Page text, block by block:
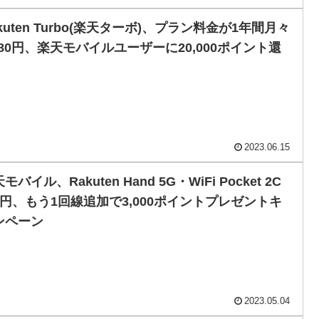
Turbo(楽天ターボ)、プラン料金が1年間月々
円、楽天モバイルユーザーに20,000ポイント還
2023.06.15
モバイル、Rakuten Hand 5G・WiFi Pocket 2C
、もう1回線追加で3,000ポイントプレゼントキ
ペーン
2023.05.04